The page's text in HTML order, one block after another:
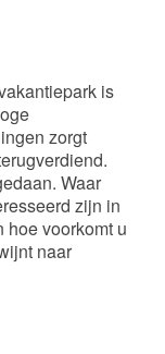
is
zorgt
Waar
zijn in
hoe voorkomt u
naar